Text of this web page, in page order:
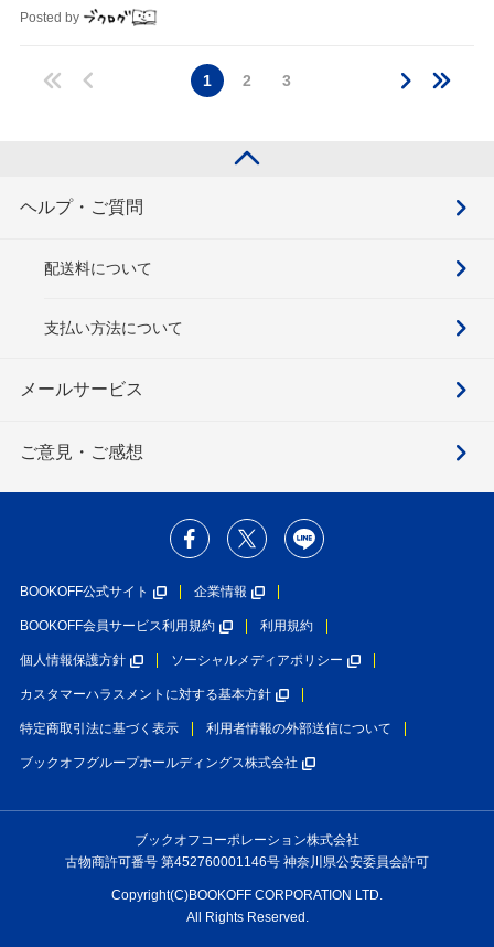
少し違う。でも読後感は良かった。
Posted by
1 2 3
ヘルプ・ご質問
配送料について
支払い方法について
メールサービス
ご意見・ご感想
BOOKOFF公式サイト 企業情報
BOOKOFF会員サービス利用規約 利用規約
個人情報保護方針 ソーシャルメディアポリシー
カスタマーハラスメントに対する基本方針
特定商取引法に基づく表示 利用者情報の外部送信について
ブックオフグループホールディングス株式会社
ブックオフコーポレーション株式会社
古物商許可番号 第452760001146号 神奈川県公安委員会許可
Copyright(C)BOOKOFF CORPORATION LTD.
All Rights Reserved.